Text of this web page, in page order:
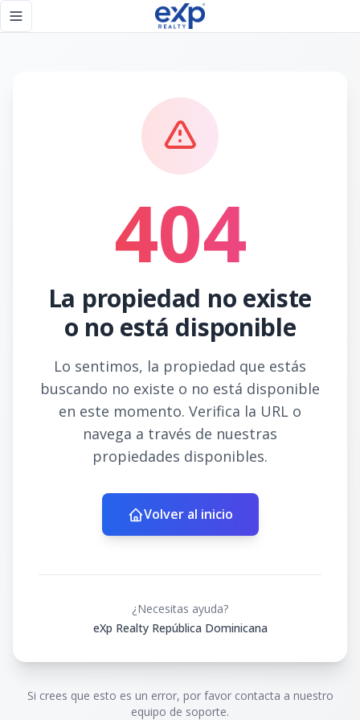
Toggle navigation menu
404
La propiedad no existe
o no está disponible
Lo sentimos, la propiedad que estás
buscando no existe o no está disponible
en este momento. Verifica la URL o
navega a través de nuestras
propiedades disponibles.
Volver al inicio
¿Necesitas ayuda?
eXp Realty República Dominicana
Si crees que esto es un error, por favor contacta a nuestro
equipo de soporte.
Página no encontrada - eXp Realty República Dominicana